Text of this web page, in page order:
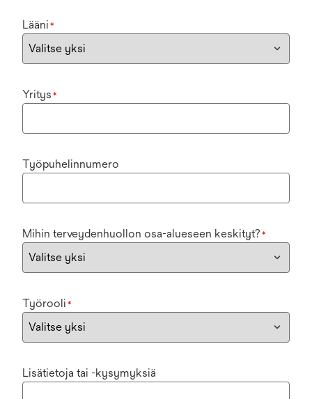
Lääni *
Yritys *
Työpuhelinnumero
Mihin terveydenhuollon osa-alueseen keskityt? *
Työrooli *
Lisätietoja tai -kysymyksiä